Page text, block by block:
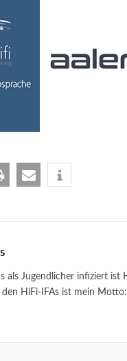
als Jugendlicher infiziert ist
HiFi-IFAs ist mein